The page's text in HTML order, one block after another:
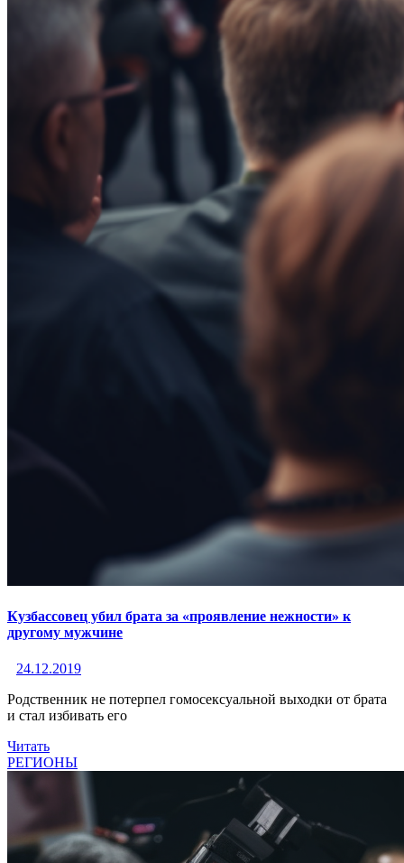
Кузбассовец убил брата за «проявление нежности» к
другому мужчине
24.12.2019
Родственник не потерпел гомосексуальной выходки от брата
и стал избивать его
Читать
РЕГИОНЫ